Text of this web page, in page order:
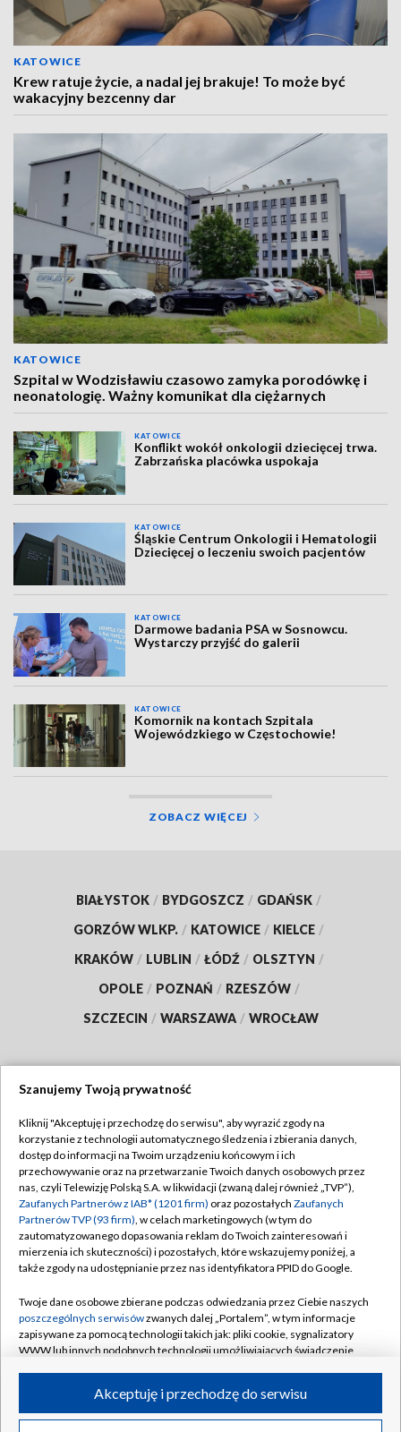
KATOWICE
Krew ratuje życie, a nadal jej brakuje! To może być
wakacyjny bezcenny dar
KATOWICE
Szpital w Wodzisławiu czasowo zamyka porodówkę i
neonatologię. Ważny komunikat dla ciężarnych
KATOWICE
Konflikt wokół onkologii dziecięcej trwa.
Zabrzańska placówka uspokaja
KATOWICE
Śląskie Centrum Onkologii i Hematologii
Dziecięcej o leczeniu swoich pacjentów
KATOWICE
Darmowe badania PSA w Sosnowcu.
Wystarczy przyjść do galerii
KATOWICE
Komornik na kontach Szpitala
Wojewódzkiego w Częstochowie!
ZOBACZ WIĘCEJ
BIAŁYSTOK / BYDGOSZCZ / GDAŃSK /
GORZÓW WLKP. / KATOWICE / KIELCE /
KRAKÓW / LUBLIN / ŁÓDŹ / OLSZTYN /
OPOLE / POZNAŃ / RZESZÓW /
SZCZECIN / WARSZAWA / WROCŁAW
TVP
Abonament TVP
Emisja w TVP
Centrum informacji TVP
Naziemna Telewizja Cyfrowa
Rada Programowa
System NOS
Informacje o nadawcy
Program dla prasy
Regulamin TVP
Polityka prywatności
Moje zgody
Pomoc
Kontakt
Kanały
©2026 Telewizja Polska S.A. w likwidacji
Szanujemy Twoją prywatność
Kliknij "Akceptuję i przechodzę do serwisu", aby wyrazić zgody na
korzystanie z technologii automatycznego śledzenia i zbierania danych,
dostęp do informacji na Twoim urządzeniu końcowym i ich
przechowywanie oraz na przetwarzanie Twoich danych osobowych przez
nas, czyli Telewizję Polską S.A. w likwidacji (zwaną dalej również „TVP”),
Zaufanych Partnerów z IAB* (1201 firm) oraz pozostałych Zaufanych
Partnerów TVP (93 firm), w celach marketingowych (w tym do
zautomatyzowanego dopasowania reklam do Twoich zainteresowań i
mierzenia ich skuteczności) i pozostałych, które wskazujemy poniżej, a
także zgody na udostępnianie przez nas identyfikatora PPID do Google.
Twoje dane osobowe zbierane podczas odwiedzania przez Ciebie naszych
poszczególnych serwisówzwanych dalej „Portalem”, w tym informacje
zapisywane za pomocą technologii takich jak: pliki cookie, sygnalizatory
WWW lub innych podobnych technologii umożliwiających świadczenie
ruchu w Internecie.Akceptuję i przechodzę do serwisu